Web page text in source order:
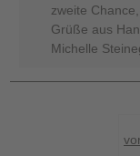
zweite
Grüße aus
Michelle